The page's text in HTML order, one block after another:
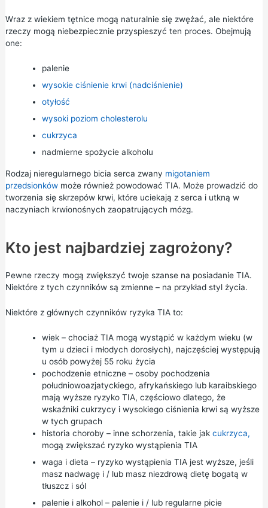
Wraz z wiekiem tętnice mogą naturalnie się zwężać, ale niektóre
rzeczy mogą niebezpiecznie przyspieszyć ten proces. Obejmują
one:
palenie
wysokie ciśnienie krwi (nadciśnienie)
otyłość
wysoki poziom cholesterolu
cukrzyca
nadmierne spożycie alkoholu
Rodzaj nieregularnego bicia serca zwany migotaniem
przedsionkówmoże również powodować TIA. Może prowadzić do
tworzenia się skrzepów krwi, które uciekają z serca i utkną w
naczyniach krwionośnych zaopatrujących mózg.
Kto jest najbardziej zagrożony?
Pewne rzeczy mogą zwiększyć twoje szanse na posiadanie TIA.
Niektóre z tych czynników są zmienne – na przykład styl życia.
Niektóre z głównych czynników ryzyka TIA to:
wiek – chociaż TIA mogą wystąpić w każdym wieku (w
tym u dzieci i młodych dorosłych), najczęściej występują
u osób powyżej 55 roku życia
pochodzenie etniczne – osoby pochodzenia
południowoazjatyckiego, afrykańskiego lub karaibskiego
mają wyższe ryzyko TIA, częściowo dlatego, że
wskaźniki cukrzycy i wysokiego ciśnienia krwi są wyższe
w tych grupach
historia choroby – inne schorzenia, takie jak cukrzyca,
mogą zwiększać ryzyko wystąpienia TIA
waga i dieta – ryzyko wystąpienia TIA jest wyższe, jeśli
masz nadwagę i / lub masz niezdrową dietę bogatą w
tłuszcz i sól
palenie i alkohol – palenie i / lub regularne picie